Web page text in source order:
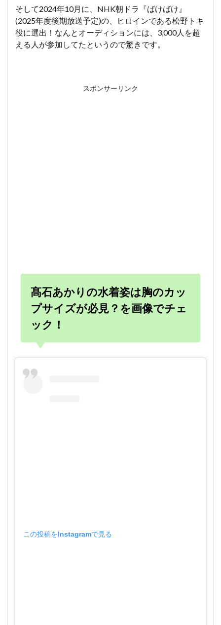
そして2024年10月に、NHK朝ドラ『ばけばけ』
(2025年度後期放送予定)の、ヒロインである松野トキ
役に選出！なんとオーディションには、3,000人を超
える人が参加してたというので驚きです。
スポンサーリンク
髙石あかりの水着姿は胸のカッ
プサイズが必見？を画像でチェ
ック！
この投稿をInstagramで見る